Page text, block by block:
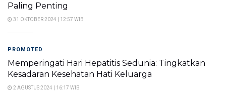
Paling Penting
31 OKTOBER 2024 | 12:57 WIB
PROMOTED
Memperingati Hari Hepatitis Sedunia: Tingkatkan
Kesadaran Kesehatan Hati Keluarga
2 AGUSTUS 2024 | 16:17 WIB